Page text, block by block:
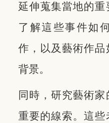
延伸蒐集當地的重
了解這些事件如
作，以及藝術作品
背景。
同時，研究藝術
重要的線索。這